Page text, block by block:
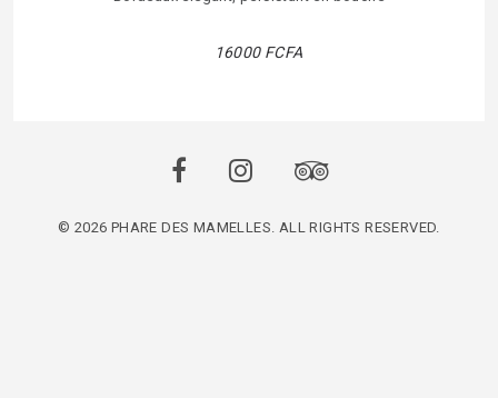
16000 FCFA
© 2026 PHARE DES MAMELLES. ALL RIGHTS RESERVED.